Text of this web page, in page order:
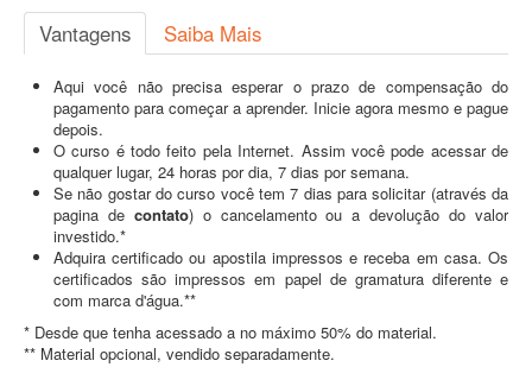
Vantagens Saiba Mais
Aqui você não precisa esperar o prazo de compensação do
pagamento para começar a aprender. Inicie agora mesmo e pague
depois.
O curso é todo feito pela Internet. Assim você pode acessar de
qualquer lugar, 24 horas por dia, 7 dias por semana.
Se não gostar do curso você tem 7 dias para solicitar (através da
pagina de contato) o cancelamento ou a devolução do valor
investido.*
Adquira certificado ou apostila impressos e receba em casa. Os
certificados são impressos em papel de gramatura diferente e
com marca d'água.**
* Desde que tenha acessado a no máximo 50% do material.
** Material opcional, vendido separadamente.